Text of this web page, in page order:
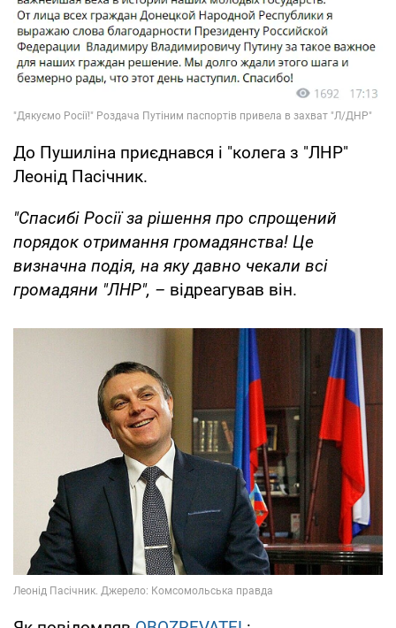
До Пушиліна приєднався і "колега з "ЛНР"
Леонід Пасічник.
"Спасибі Росії за рішення про спрощений
порядок отримання громадянства! Це
визначна подія, на яку давно чекали всі
громадяни "ЛНР", – відреагував він.